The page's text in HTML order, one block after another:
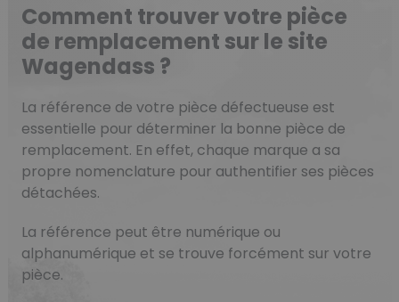
Comment trouver votre pièce
de remplacement sur le site
Wagendass ?
La référence de votre pièce défectueuse est
essentielle pour déterminer la bonne pièce de
remplacement. En effet, chaque marque a sa
propre nomenclature pour authentifier ses pièces
détachées.
La référence peut être numérique ou
alphanumérique et se trouve forcément sur votre
pièce.